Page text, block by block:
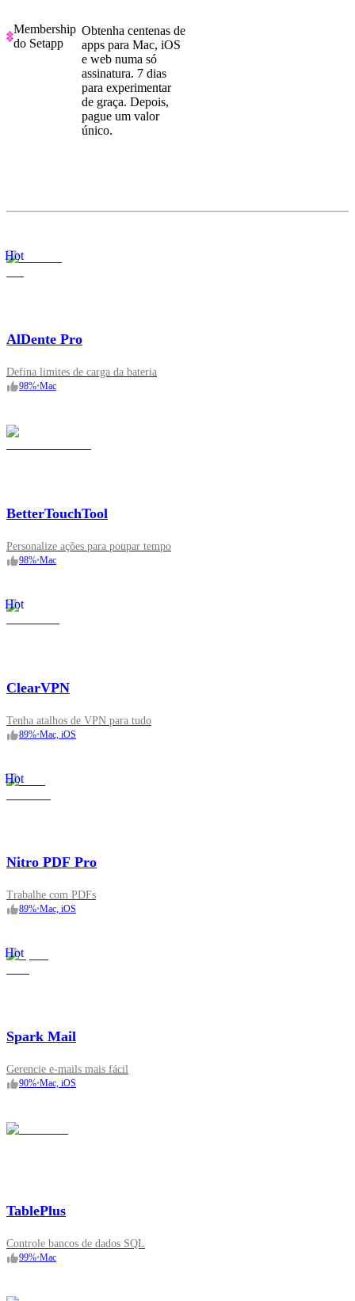
Membership
do Setapp
Obtenha centenas de
apps para Mac, iOS
e web numa só
assinatura. 7 dias
para experimentar
de graça. Depois,
pague um valor
único.
Hot
AlDente Pro
Defina limites de carga da bateria
98%•Mac
BetterTouchTool
Personalize ações para poupar tempo
98%•Mac
Hot
ClearVPN
Tenha atalhos de VPN para tudo
89%•Mac, iOS
Hot
Nitro PDF Pro
Trabalhe com PDFs
89%•Mac, iOS
Hot
Spark Mail
Gerencie e‑mails mais fácil
90%•Mac, iOS
TablePlus
Controle bancos de dados SQL
99%•Mac